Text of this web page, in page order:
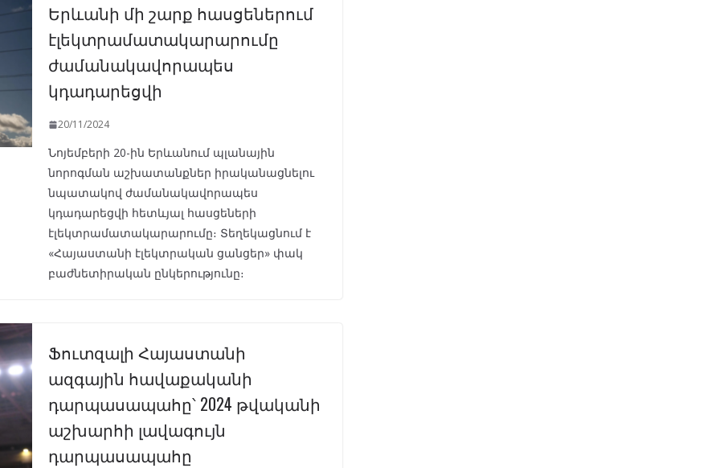
Երևանի մի շարք հասցեներում
էլեկտրամատակարարումը
ժամանակավորապես
կդադարեցվի
20/11/2024
Նոյեմբերի 20-ին Երևանում պլանային
նորոգման աշխատանքներ իրականացնելու
նպատակով ժամանակավորապես
կդադարեցվի հետևյալ հասցեների
էլեկտրամատակարարումը։ Տեղեկացնում է
«Հայաստանի էլեկտրական ցանցեր» փակ
բաժնետիրական ընկերությունը։
Ֆուտզալի Հայաստանի
ազգային հավաքականի
դարպասապահը՝ 2024 թվականի
աշխարհի լավագույն
դարպասապահը